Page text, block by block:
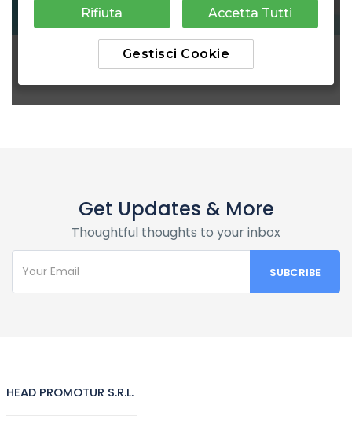
Get Updates & More
Thoughtful thoughts to your inbox
HEAD PROMOTUR S.R.L.